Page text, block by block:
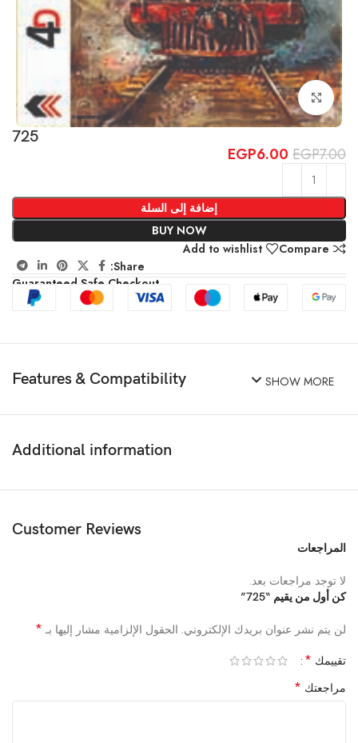
Click to enlarge
725
EGP7.00
EGP6.00
إضافة إلى السلة
BUY NOW
Compare
Add to wishlist
Share:
Guaranteed Safe Checkout
Features & Compatibility SHOW MORE
Additional information
Customer Reviews
المراجعات
لا توجد مراجعات بعد.
كن أول من يقيم “725”
لن يتم نشر عنوان بريدك الإلكتروني. الحقول الإلزامية مشار إليها بـ *
تقييمك *
مراجعتك *